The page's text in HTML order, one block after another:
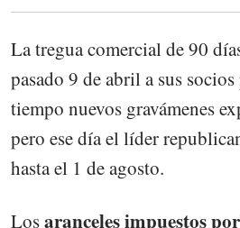
La tregua comercial de 90
pasado 9 de abril a sus
tiempo nuevos gravámenes
pero ese día el líder
hasta el 1 de agosto.
Losaranceles impuestos